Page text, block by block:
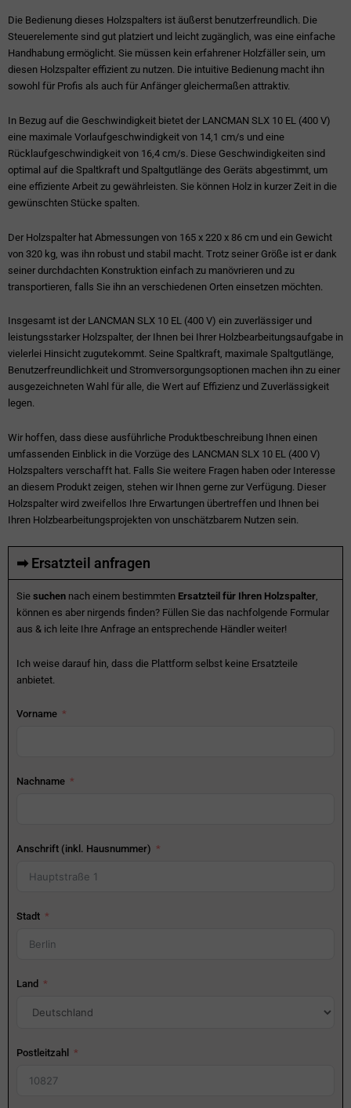
Die Bedienung dieses Holzspalters ist äußerst benutzerfreundlich. Die
Steuerelemente sind gut platziert und leicht zugänglich, was eine einfache
Handhabung ermöglicht. Sie müssen kein erfahrener Holzfäller sein, um
diesen Holzspalter effizient zu nutzen. Die intuitive Bedienung macht ihn
sowohl für Profis als auch für Anfänger gleichermaßen attraktiv.
In Bezug auf die Geschwindigkeit bietet der LANCMAN SLX 10 EL (400 V)
eine maximale Vorlaufgeschwindigkeit von 14,1 cm/s und eine
Rücklaufgeschwindigkeit von 16,4 cm/s. Diese Geschwindigkeiten sind
optimal auf die Spaltkraft und Spaltgutlänge des Geräts abgestimmt, um
eine effiziente Arbeit zu gewährleisten. Sie können Holz in kurzer Zeit in die
gewünschten Stücke spalten.
Der Holzspalter hat Abmessungen von 165 x 220 x 86 cm und ein Gewicht
von 320 kg, was ihn robust und stabil macht. Trotz seiner Größe ist er dank
seiner durchdachten Konstruktion einfach zu manövrieren und zu
transportieren, falls Sie ihn an verschiedenen Orten einsetzen möchten.
Insgesamt ist der LANCMAN SLX 10 EL (400 V) ein zuverlässiger und
leistungsstarker Holzspalter, der Ihnen bei Ihrer Holzbearbeitungsaufgabe in
vielerlei Hinsicht zugutekommt. Seine Spaltkraft, maximale Spaltgutlänge,
Benutzerfreundlichkeit und Stromversorgungsoptionen machen ihn zu einer
ausgezeichneten Wahl für alle, die Wert auf Effizienz und Zuverlässigkeit
legen.
Wir hoffen, dass diese ausführliche Produktbeschreibung Ihnen einen
umfassenden Einblick in die Vorzüge des LANCMAN SLX 10 EL (400 V)
Holzspalters verschafft hat. Falls Sie weitere Fragen haben oder Interesse
an diesem Produkt zeigen, stehen wir Ihnen gerne zur Verfügung. Dieser
Holzspalter wird zweifellos Ihre Erwartungen übertreffen und Ihnen bei
Ihren Holzbearbeitungsprojekten von unschätzbarem Nutzen sein.
➡ Ersatzteil anfragen
Sie suchen nach einem bestimmten Ersatzteil für Ihren Holzspalter
können es aber nirgends finden? Füllen Sie das nachfolgende Formular
aus & ich leite Ihre Anfrage an entsprechende Händler weiter!
Ich weise darauf hin, dass die Plattform selbst keine Ersatzteile
anbietet.
Vorname
Nachname
Anschrift (inkl. Hausnummer)
Stadt
Land
Postleitzahl